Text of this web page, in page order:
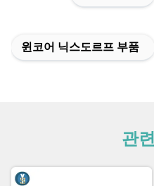
윈코어 닉스도르프 부품
관